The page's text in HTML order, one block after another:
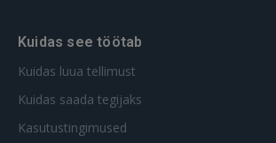
Ei ole veel registreerunud?
Kuidas see töötab
Kuidas luua tellimust
Kuidas saada tegijaks
Kasutustingimused